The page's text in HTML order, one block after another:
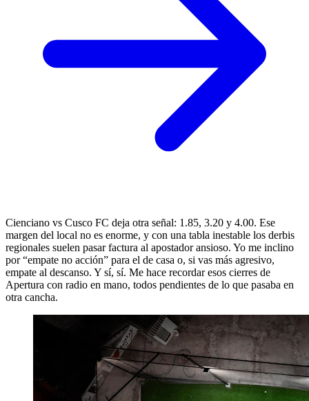
Cienciano vs Cusco FC deja otra señal: 1.85, 3.20 y 4.00. Ese
margen del local no es enorme, y con una tabla inestable los derbis
regionales suelen pasar factura al apostador ansioso. Yo me inclino
por “empate no acción” para el de casa o, si vas más agresivo,
empate al descanso. Y sí, sí. Me hace recordar esos cierres de
Apertura con radio en mano, todos pendientes de lo que pasaba en
otra cancha.